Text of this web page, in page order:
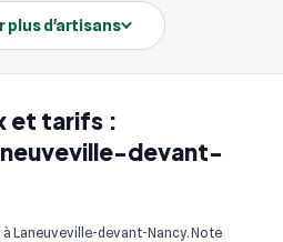
et tarifs :
devant-
Laneuveville-devant-Nancy. Note
plus d'artisans